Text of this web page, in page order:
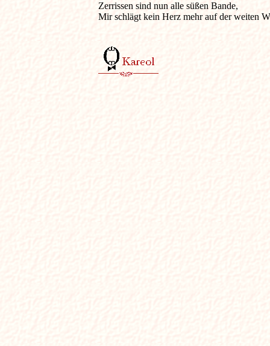
Zerrissen sind nun alle süßen Bande,
Mir schlägt kein Herz mehr auf der weiten